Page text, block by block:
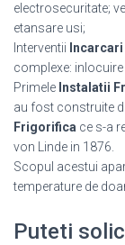
electrosecuritate;
etansare usi;
Interventii
complexe:
Primele Instalatii
au fost construite
Frigorifica ce s-a
von Linde in 1876.
Scopul acestui
temperature de
Puteti